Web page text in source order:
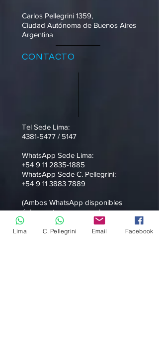
Carlos Pellegrini 1359,
Ciudad Autónoma de Buenos Aires
Argentina
CONTACTO
Tel Sede Lima:
4381-5477 / 5147
WhatsApp Sede Lima:
+54 9 11 2835-1885
WhatsApp Sede C. Pellegrini:
+54 9 11 3883 7889
(Ambos WhatsApp disponibles
únicamente para mensajes
escritos/audios)
Lima C. Pellegrini Email Facebook